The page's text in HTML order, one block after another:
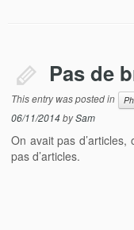
Pas de
This entry was posted in
06/11/2014bySam
On avait pas
pas d’articles.